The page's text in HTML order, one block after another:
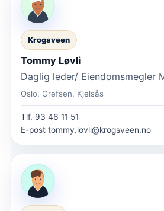
Krogsveen
Tommy Løvli
Daglig leder/ Eiendomsmegler
Oslo, Grefsen, Kjelsås
Tlf. 93 46 11 51
E-post tommy.lovli@krogsveen.no